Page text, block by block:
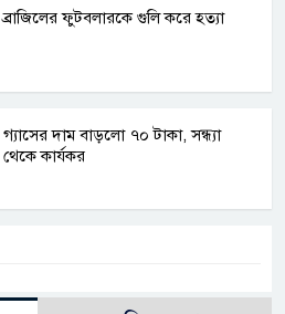
ব্রাজিলের ফুটবলারকে গুলি করে হত্যা
গ্যাসের দাম বাড়লো ৭০ টাকা, সন্ধ্যা
থেকে কার্যকর